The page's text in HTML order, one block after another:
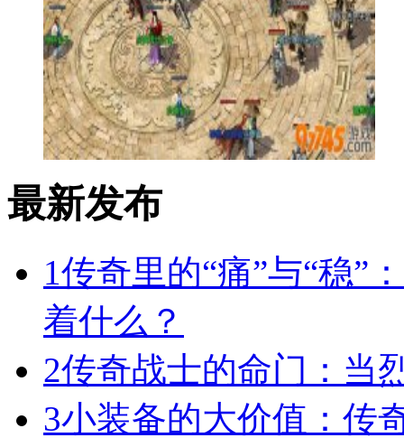
最新发布
1传奇里的“痛”与“稳”
着什么？
2传奇战士的命门：当
3小装备的大价值：传